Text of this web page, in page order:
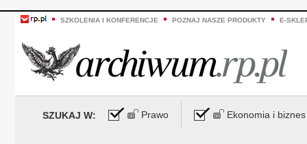
SZKOLENIA I KONFERENCJE POZNAJ NASZE PRODUKTY E-
SZUKAJ W: Prawo Ekonomia i biznes